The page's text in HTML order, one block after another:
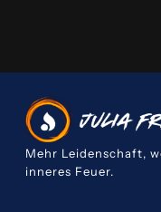
Mehr Leidenschaft,
inneres Feuer.